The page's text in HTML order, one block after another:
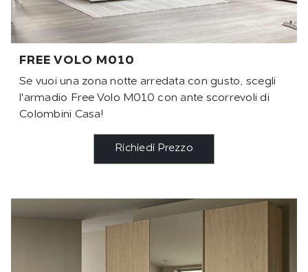
FREE VOLO M010
Se vuoi una zona notte arredata con gusto, scegli
l'armadio Free Volo M010 con ante scorrevoli di
Colombini Casa!
Richiedi Prezzo